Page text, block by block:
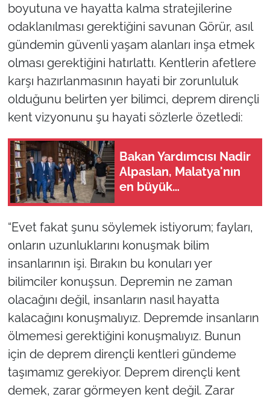
boyutuna ve hayatta kalma stratejilerine
odaklanılması gerektiğini savunan Görür, asıl
gündemin güvenli yaşam alanları inşa etmek
olması gerektiğini hatırlattı. Kentlerin afetlere
karşı hazırlanmasının hayati bir zorunluluk
olduğunu belirten yer bilimci, deprem dirençli
kent vizyonunu şu hayati sözlerle özetledi:
Bakan Yardımcısı Nadir
Alpaslan, Malatya'nın
en büyük
“Evet fakat şunu söylemek istiyorum; fayları,
onların uzunluklarını konuşmak bilim
insanlarının işi. Bırakın bu konuları yer
bilimciler konuşsun. Depremin ne zaman
olacağını değil, insanların nasıl hayatta
kalacağını konuşmalıyız. Depremde insanların
ölmemesi gerektiğini konuşmalıyız. Bunun
için de deprem dirençli kentleri gündeme
taşımamız gerekiyor. Deprem dirençli kent
demek, zarar görmeyen kent değil. Zarar